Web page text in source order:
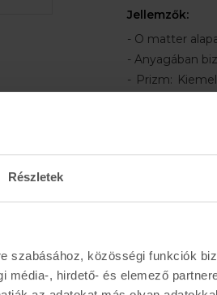
Részletek
szabásához, közösségi funkciók
, hirdető- és elemező
Jellemzők:
- O matter
- Anyagában
- Prizm:
- Iridium
elnyeli a
Hídszélesség:
Lencse